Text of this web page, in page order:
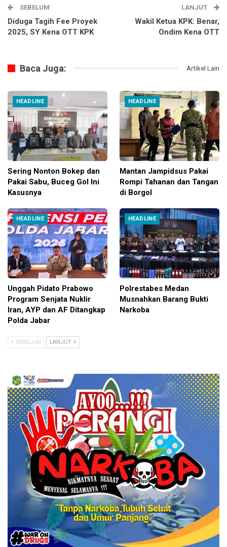
SEBELUM
Diduga Tagih Fee Proyek
2025, SY Kena OTT KPK
LANJUT
Wakil Ketua KPK: Benar,
Ondim Kena OTT
Baca Juga: Artikel Lain
HEADLINE
Sering Nonton Bokep dan
Pakai Sabu, Buceg Gol Ini
Kasusnya
HEADLINE
Mantan Jampidsus Pakai
Rompi Tahanan dan Tangan
di Borgol
HEADLINE
Unggah Pidato Prabowo
Program Senjata Nuklir
Iran, AYP dan AF Ditangkap
Polda Jabar
HEADLINE
Polrestabes Medan
Musnahkan Barang Bukti
Narkoba
SEBELUM LANJUT